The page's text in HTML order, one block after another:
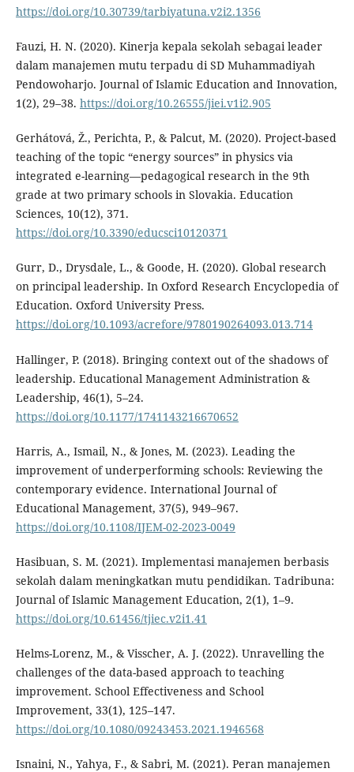
https://doi.org/10.30739/tarbiyatuna.v2i2.1356
Fauzi, H. N. (2020). Kinerja kepala sekolah sebagai leader
dalam manajemen mutu terpadu di SD Muhammadiyah
Pendowoharjo. Journal of Islamic Education and Innovation,
1(2), 29–38. https://doi.org/10.26555/jiei.v1i2.905
Gerhátová, Ž., Perichta, P., & Palcut, M. (2020). Project-based
teaching of the topic “energy sources” in physics via
integrated e-learning—pedagogical research in the 9th
grade at two primary schools in Slovakia. Education
Sciences, 10(12), 371.
https://doi.org/10.3390/educsci10120371
Gurr, D., Drysdale, L., & Goode, H. (2020). Global research
on principal leadership. In Oxford Research Encyclopedia of
Education. Oxford University Press.
https://doi.org/10.1093/acrefore/9780190264093.013.714
Hallinger, P. (2018). Bringing context out of the shadows of
leadership. Educational Management Administration &
Leadership, 46(1), 5–24.
https://doi.org/10.1177/1741143216670652
Harris, A., Ismail, N., & Jones, M. (2023). Leading the
improvement of underperforming schools: Reviewing the
contemporary evidence. International Journal of
Educational Management, 37(5), 949–967.
https://doi.org/10.1108/IJEM-02-2023-0049
Hasibuan, S. M. (2021). Implementasi manajemen berbasis
sekolah dalam meningkatkan mutu pendidikan. Tadribuna:
Journal of Islamic Management Education, 2(1), 1–9.
https://doi.org/10.61456/tjiec.v2i1.41
Helms-Lorenz, M., & Visscher, A. J. (2022). Unravelling the
challenges of the data-based approach to teaching
improvement. School Effectiveness and School
Improvement, 33(1), 125–147.
https://doi.org/10.1080/09243453.2021.1946568
Isnaini, N., Yahya, F., & Sabri, M. (2021). Peran manajemen